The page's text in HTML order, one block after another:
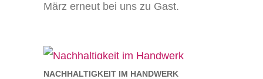
März erneut bei uns zu Gast.
NACHHALTIGKEIT IM HANDWERK